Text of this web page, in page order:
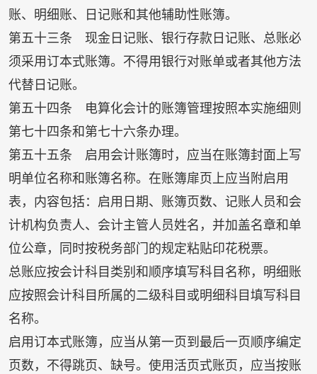
账、明细账、日记账和其他辅助性账簿。
第五十三条 现金日记账、银行存款日记账、总账必
须采用订本式账簿。不得用银行对账单或者其他方法
代替日记账。
第五十四条 电算化会计的账簿管理按照本实施细则
第七十四条和第七十六条办理。
第五十五条 启用会计账簿时，应当在账簿封面上写
明单位名称和账簿名称。在账簿扉页上应当附启用
表，内容包括：启用日期、账簿页数、记账人员和会
计机构负责人、会计主管人员姓名，并加盖名章和单
位公章，同时按税务部门的规定粘贴印花税票。
总账应按会计科目类别和顺序填写科目名称，明细账
应按照会计科目所属的二级科目或明细科目填写科目
名称。
启用订本式账簿，应当从第一页到最后一页顺序编定
页数，不得跳页、缺号。使用活页式账页，应当按账